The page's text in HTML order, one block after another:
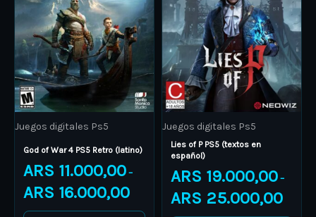
Juegos digitales Ps5
God of War 4 PS5 Retro (latino)
ARS 11.000,00 –
ARS 16.000,00
multiple
variants.
The
options
may
be
chosen
on
the
product
page
Juegos digitales Ps5
Lies of P PS5 (textos en
español)
ARS 19.000,00 –
ARS 25.000,00
multiple
variants.
The
options
may
be
chosen
on
the
product